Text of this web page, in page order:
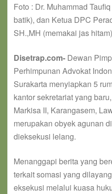
Foto : Dr. Muhammad
batik), dan Ketua DPC
SH.,MH (memakai jas hitam)
Disetrap.com- Dewan
Perhimpunan Advokat
Surakarta menyiapkan 5
kantor sekretariat yang
Markisa II, Karangasem,
merupakan obyek agunan
dieksekusi lelang.
Menanggapi berita yang
terkait somasi yang
eksekusi melalui kuasa